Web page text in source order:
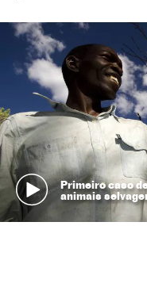
Primeiro caso
animais